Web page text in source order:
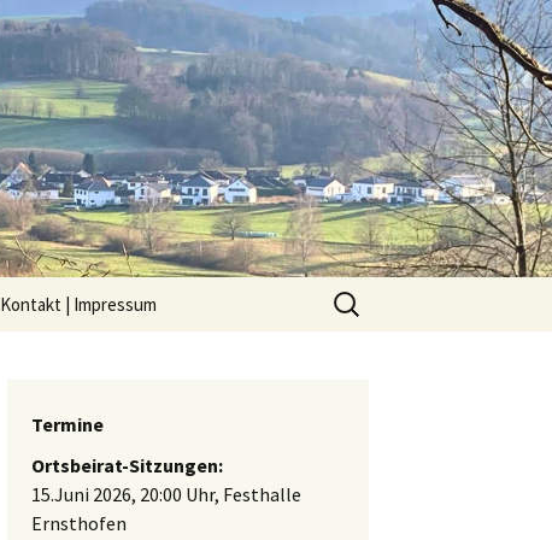
Kontakt | Impressum
Suchen
nach:
Termine
Ortsbeirat-Sitzungen:
15.Juni 2026, 20:00 Uhr, Festhalle
Ernsthofen